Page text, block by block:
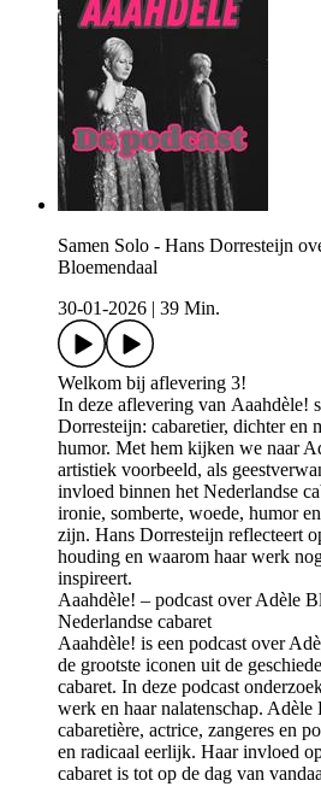
Samen Solo - Hans Dorresteijn
Bloemendaal
30-01-2026 | 39 Min.
Welkom bij aflevering 3!
In deze aflevering van Aaahdèle!
Dorresteijn: cabaretier, dichter en
humor. Met hem kijken we naar
artistiek voorbeeld, als
invloed binnen het Nederlandse
ironie, somberte, woede, humor
zijn. Hans Dorresteijn reflecteert
houding en waarom haar werk
inspireert.
Aaahdèle! – podcast over Adèle
Nederlandse cabaret
Aaahdèle! is een podcast over
de grootste iconen uit de
cabaret. In deze podcast
werk en haar nalatenschap. Adèle
cabaretière, actrice, zangeres en
en radicaal eerlijk. Haar invloed
cabaret is tot op de dag van